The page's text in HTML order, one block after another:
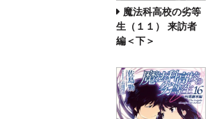
魔法科高校の劣等
生（１１） 来訪者
編＜下＞